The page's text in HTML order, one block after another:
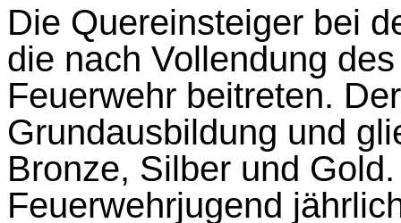
Die Quereinsteiger bei
die nach Vollendung
Feuerwehr beitreten.
Grundausbildung und
Bronze, Silber und
Feuerwehrjugend